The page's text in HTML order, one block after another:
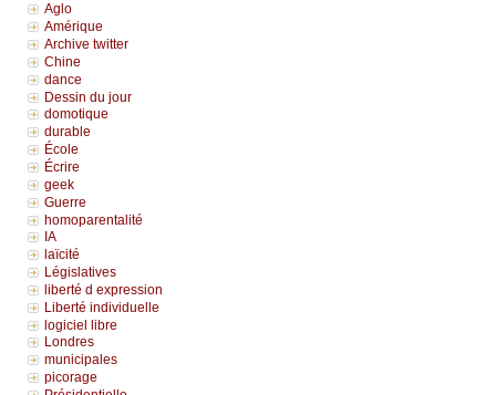
Aglo
Amérique
Archive twitter
Chine
dance
Dessin du jour
domotique
durable
École
Écrire
geek
Guerre
homoparentalité
IA
laïcité
Législatives
liberté d expression
Liberté individuelle
logiciel libre
Londres
municipales
picorage